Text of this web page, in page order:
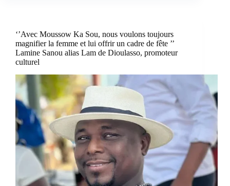
‘’Avec Moussow Ka Sou, nous voulons toujours
magnifier la femme et lui offrir un cadre de fête ’’
Lamine Sanou alias Lam de Dioulasso, promoteur
culturel